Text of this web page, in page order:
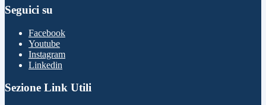
Seguici su
Facebook
Youtube
Instagram
Linkedin
Sezione Link Utili